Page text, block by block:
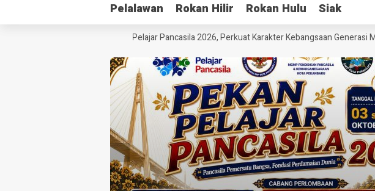
Pelalawan
Rokan Hilir Rokan Hulu Siak
Pelalawan
Rokan Hilir Rokan Hulu Siak
Pekanbaru Gelar Pekan Pelajar Pancasila 2026, Perkuat Karakter Kebangsaan Generasi Muda
HEADLINE